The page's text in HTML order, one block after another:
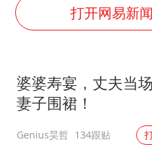
24小
把党
中
打开网易新
婆婆寿宴，丈夫当
妻子围裙！
Genius昊哲 134跟贴